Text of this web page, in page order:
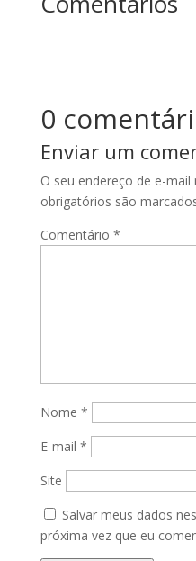
0
Enviar um
O seu endereço de e-mail
obrigatórios são
Comentário *
Nome *
E-mail *
Site
Salvar meus dados
próxima vez que eu